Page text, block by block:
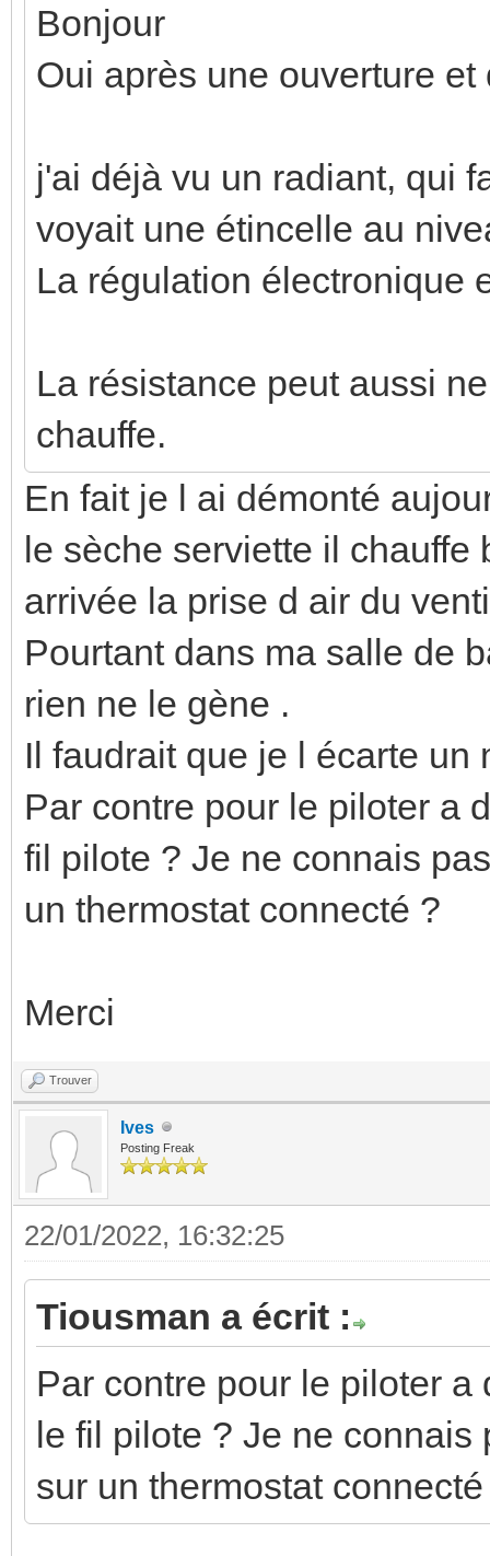
Bonjour
Oui après une ouverture
j'ai déjà vu un radiant, qui
voyait une étincelle au
La régulation électronique
La résistance peut aussi
chauffe.
En fait je l ai démonté
le sèche serviette il
arrivée la prise d air du
Pourtant dans ma salle de
rien ne le gène .
Il faudrait que je l écarte un
Par contre pour le piloter a
fil pilote ? Je ne connais
un thermostat connecté ?
Merci
Trouver
Ives
Posting Freak
22/01/2022, 16:32:25
Tiousman a écrit :
Par contre pour le piloter
le fil pilote ? Je ne
sur un thermostat